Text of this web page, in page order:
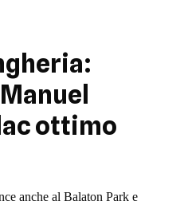
ottimo
anche al Balaton Park e